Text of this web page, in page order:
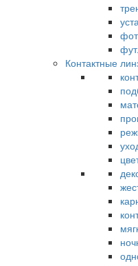
Контактные